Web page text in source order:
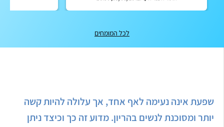
לכל המומחים
שפעת אינה נעימה לאף אחד, אך עלולה להיות קשה
יותר ומסוכנת לנשים בהריון. מדוע זה כך וכיצד ניתן